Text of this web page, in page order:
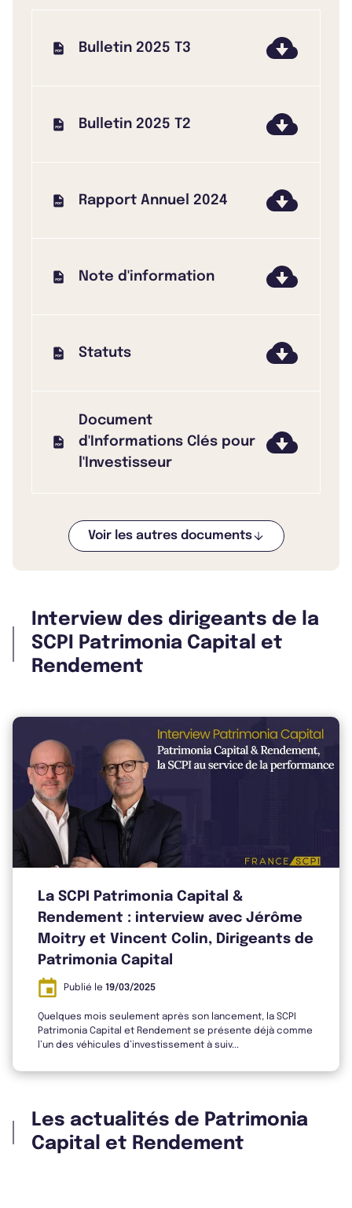
Bulletin 2025 T3
Bulletin 2025 T2
Rapport Annuel 2024
Note d'information
Statuts
Document
d'Informations Clés pour
l'Investisseur
Bulletin 2024 T4
Voir les autres documents
Interview des dirigeants de la
SCPI Patrimonia Capital et
Rendement
La SCPI Patrimonia Capital &
Rendement : interview avec Jérôme
Moitry et Vincent Colin, Dirigeants de
Patrimonia Capital
Publié le 19/03/2025
Quelques mois seulement après son lancement, la SCPI
Patrimonia Capital et Rendement se présente déjà comme
l’un des véhicules d’investissement à suiv...
Les actualités de Patrimonia
Capital et Rendement